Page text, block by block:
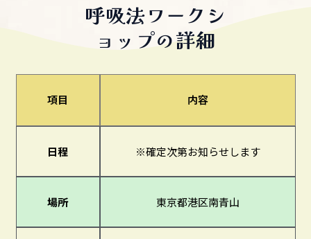
呼吸法ワークシ
ョップの詳細​
項目 内容
日程 ※確定次第お知らせします
場所 東京都港区南青山